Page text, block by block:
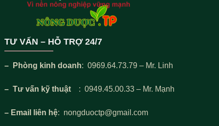
TƯ VẤN – HỖ TRỢ 24/7
– Phòng kinh doanh: 0969.64.73.79 – Mr. Linh
– Tư vấn kỹ thuật : 0949.45.00.33 – Mr. Mạnh
– Email liên hệ: nongduoctp@gmail.com